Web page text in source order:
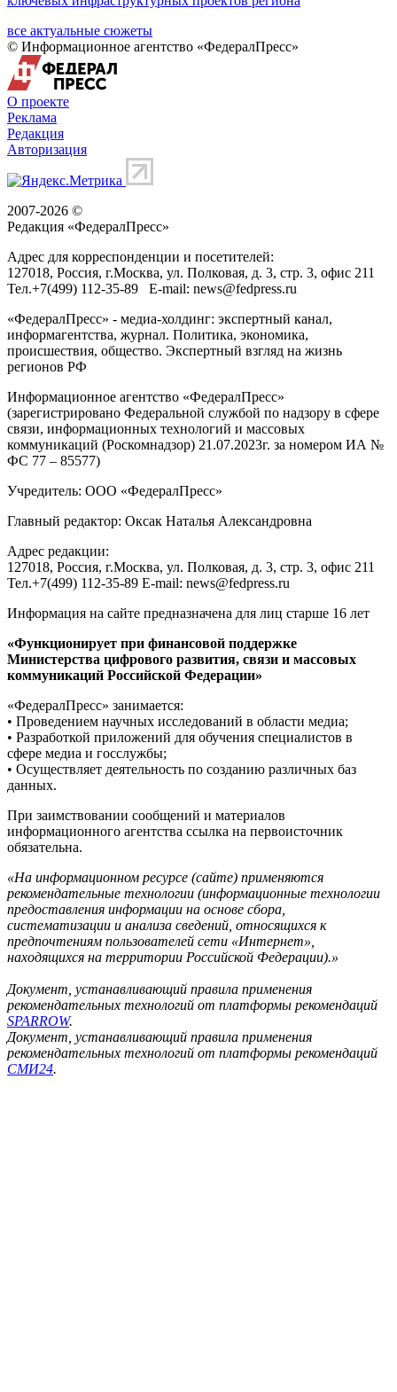
все актуальные сюжеты
© Информационное агентство «ФедералПресс»
О проекте
Реклама
Редакция
Авторизация
2007-2026 ©
Редакция «ФедералПресс»
Адрес для корреспонденции и посетителей:
127018, Россия, г.Москва, ул. Полковая, д. 3, стр. 3, офис 211
Тел.+7(499) 112-35-89 E-mail: news@fedpress.ru
«ФедералПресс» - медиа-холдинг: экспертный канал,
информагентства, журнал. Политика, экономика,
происшествия, общество. Экспертный взгляд на жизнь
регионов РФ
Информационное агентство «ФедералПресс»
(зарегистрировано Федеральной службой по надзору в сфере
связи, информационных технологий и массовых
коммуникаций (Роскомнадзор) 21.07.2023г. за номером ИА №
ФС 77 – 85577)
Учредитель: ООО «ФедералПресс»
Главный редактор: Оксак Наталья Александровна
Адрес редакции:
127018, Россия, г.Москва, ул. Полковая, д. 3, стр. 3, офис 211
Тел.+7(499) 112-35-89 E-mail: news@fedpress.ru
Информация на сайте предназначена для лиц старше 16 лет
«Функционирует при финансовой поддержке
Министерства цифрового развития, связи и массовых
коммуникаций Российской Федерации»
«ФедералПресс» занимается:
• Проведением научных исследований в области медиа;
• Разработкой приложений для обучения специалистов в
сфере медиа и госслужбы;
• Осуществляет деятельность по созданию различных баз
данных.
При заимствовании сообщений и материалов
информационного агентства ссылка на первоисточник
обязательна.
«На информационном ресурсе (сайте) применяются
рекомендательные технологии (информационные технологии
предоставления информации на основе сбора,
систематизации и анализа сведений, относящихся к
предпочтениям пользователей сети «Интернет»,
находящихся на территории Российской Федерации).»
Документ, устанавливающий правила применения
рекомендательных технологий от платформы рекомендаций
SPARROW.
Документ, устанавливающий правила применения
рекомендательных технологий от платформы рекомендаций
СМИ24.